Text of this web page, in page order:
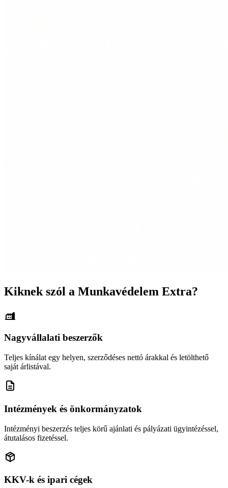
Kiknek szól a Munkavédelem Extra?
Nagyvállalati beszerzők
Teljes kínálat egy helyen, szerződéses nettó árakkal és letölthető
saját árlistával.
Intézmények és önkormányzatok
Intézményi beszerzés teljes körű ajánlati és pályázati ügyintézéssel,
átutalásos fizetéssel.
KKV-k és ipari cégek